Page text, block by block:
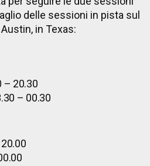
delle sessioni in pista sul
in Texas:
– 20.30
– 00.30